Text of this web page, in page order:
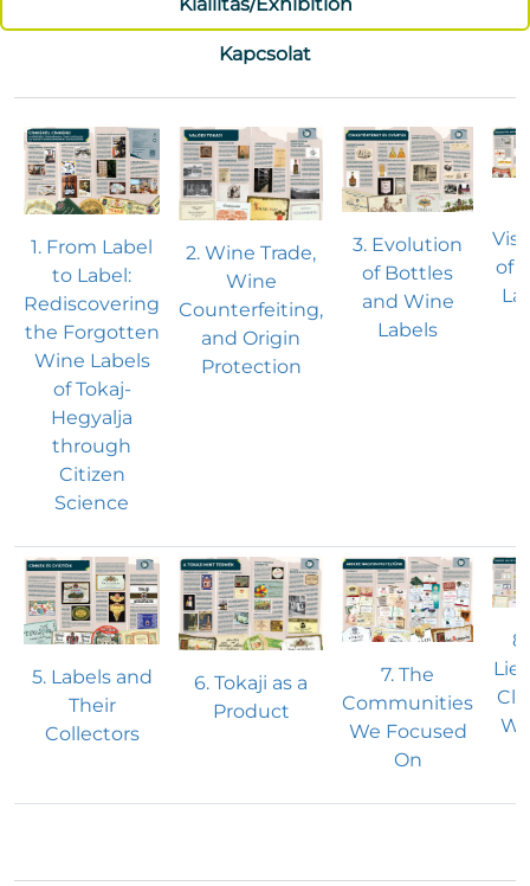
Kapcsolat
1. From Label
to Label:
Rediscovering
the Forgotten
Wine Labels
of Tokaj-
Hegyalja
through
Citizen
Science
2. Wine Trade,
Wine
Counterfeiting,
and Origin
Protection
3. Evolution
of Bottles
and Wine
Labels
of
5. Labels and
Their
Collectors
6. Tokaji as a
Product
7. The
Communities
We Focused
On